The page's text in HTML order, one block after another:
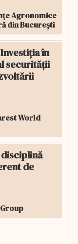
Agronomice
din București
Investiția în
securității
World
de